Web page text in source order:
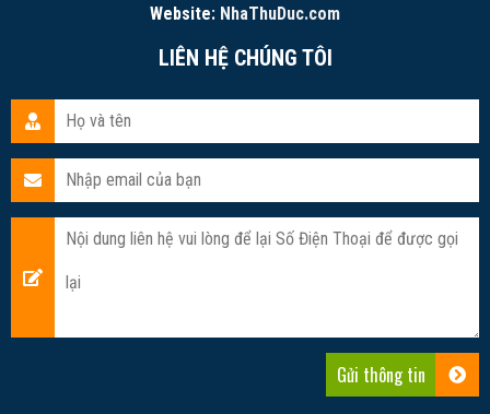
Website: NhaThuDuc.com
LIÊN HỆ CHÚNG TÔI